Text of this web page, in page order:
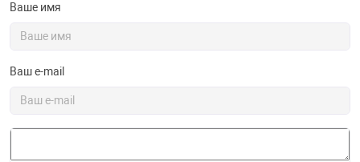
Ваше имя
Ваш e-mail